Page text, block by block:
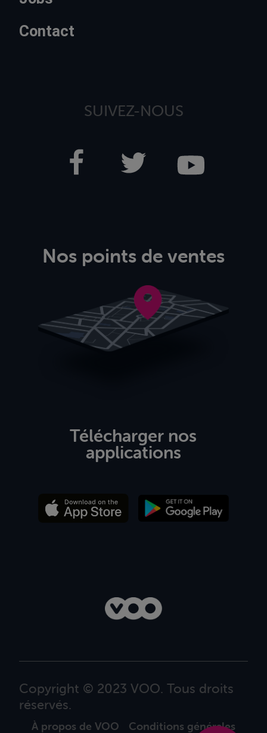
Contact
SUIVEZ-NOUS
Nos points de ventes
Télécharger nos
applications
Copyright © 2023 VOO. Tous droits
réservés.
À propos de VOO Conditions générales